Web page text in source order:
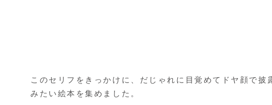
このセリフをきっかけに、だじゃれに目覚めてドヤ顔で
みたい絵本を集めました。